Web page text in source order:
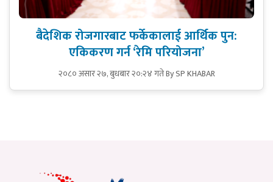
बैदेशिक रोजगारबाट फर्केकालाई आर्थिक पुन:
एकिकरण गर्न ‘रेमि परियोजना’
२०८० असार २७, बुधबार २०:२४ गतेBy SP KHABAR